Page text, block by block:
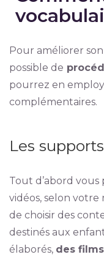
Pour améliorer
possible de
pourrez en
complémentaires.
Les
Tout d’abord
vidéos, selon votre
de choisir des
destinés aux
élaborés, des